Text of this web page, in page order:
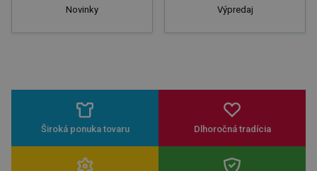
Novinky Výpredaj
Široká ponuka tovaru Dlhoročná tradícia